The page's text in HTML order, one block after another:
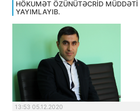
HÖKUMƏT ÖZÜNÜTƏCRİD
YAYIMLAYIB.
13:53 05.12.2020